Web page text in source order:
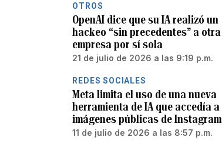
OTROS
OpenAI dice que su IA realizó un
hackeo “sin precedentes” a otra
empresa por sí sola
21 de julio de 2026 a las 9:19 p.m.
REDES SOCIALES
Meta limita el uso de una nueva
herramienta de IA que accedía a
imágenes públicas de Instagram
11 de julio de 2026 a las 8:57 p.m.